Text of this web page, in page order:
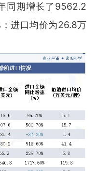
同期增长了9562.2
进口均价为26.8万